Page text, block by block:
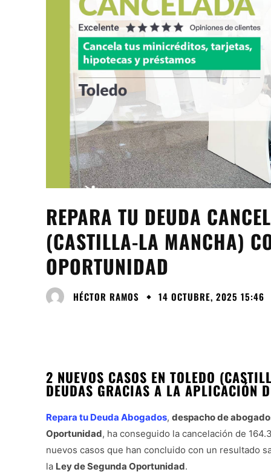
REPARA TU DEUDA
(CASTILLA-LA MANCHA)
OPORTUNIDAD
HÉCTOR RAMOS 14 OCTUBRE, 2025 15:46
2 NUEVOS CASOS EN TOLEDO
DEUDAS GRACIAS A LA APLICACIÓN
Repara tu Deuda Abogados, despacho de
Oportunidad, ha conseguido la cancelación de
nuevos casos que han concluido con un resultado
la Ley de Segunda Oportunidad.